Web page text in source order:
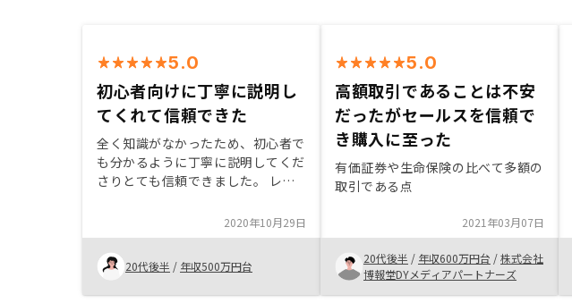
5.0
初心者向けに丁寧に説明し
てくれて信頼できた
全く知識がなかったため、初心者で
も分かるように丁寧に説明してくだ
さりとても信頼できました。 レス
でも不安なく始めれました。2020年10月29日
20代後半 / 年収500万円台
5.0
高額取引であることは不安
だったがセールスを信頼で
き購入に至った
有価証券や生命保険の比べて多額の
取引である点
2021年03月07日
20代後半 / 年収600万円台 /株式会社
博報堂DYメディアパートナーズ